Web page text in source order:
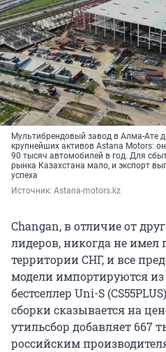
Мультибрендовый завод в Алма-Ате
крупнейших активов Astana Motors:
90 тысяч автомобилей в год. Для
рынка Казахстана мало, и экспорт
успеха
Источник: Astana-motors.kz
Changan, в отличие от
лидеров, никогда не имел
территории СНГ, и все
модели импортируются
бестселлер Uni-S
сборки сказывается на
утильсбор добавляет 667
российским